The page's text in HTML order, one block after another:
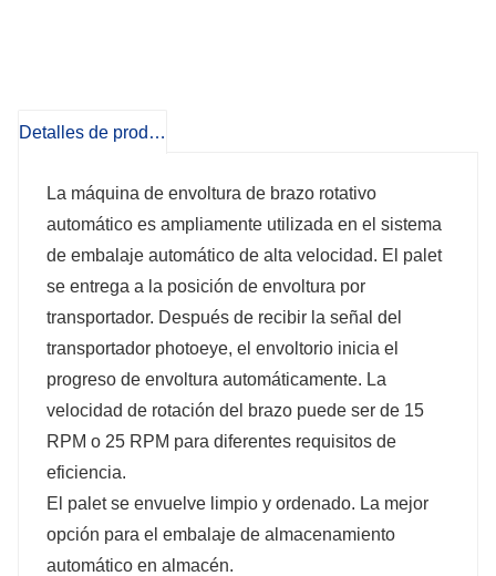
Detalles de producto
La máquina de envoltura de brazo rotativo
automático es ampliamente utilizada en el sistema
de embalaje automático de alta velocidad. El palet
se entrega a la posición de envoltura por
transportador. Después de recibir la señal del
transportador photoeye, el envoltorio inicia el
progreso de envoltura automáticamente. La
velocidad de rotación del brazo puede ser de 15
RPM o 25 RPM para diferentes requisitos de
eficiencia.
El palet se envuelve limpio y ordenado. La mejor
opción para el embalaje de almacenamiento
automático en almacén.